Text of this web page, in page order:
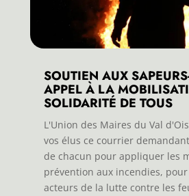
SOUTIEN AUX
APPEL À LA
SOLIDARITÉ DE TOUS
L'Union des Maires du Val
vos élus ce courrier
de chacun pour appliquer les
prévention aux incendies,
acteurs de la lutte contre les